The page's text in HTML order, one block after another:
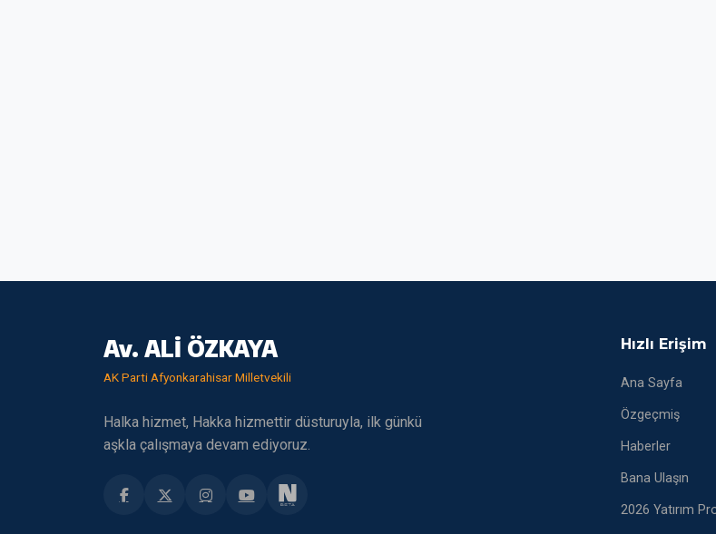
Av. ALİ ÖZKAYA
AK Parti Afyonkarahisar Milletvekili
Halka hizmet, Hakka hizmettir düsturuyla, ilk günkü
aşkla çalışmaya devam ediyoruz.
Hızlı Erişim
Ana Sayfa
Özgeçmiş
Haberler
Bana Ulaşın
2026 Yatırım